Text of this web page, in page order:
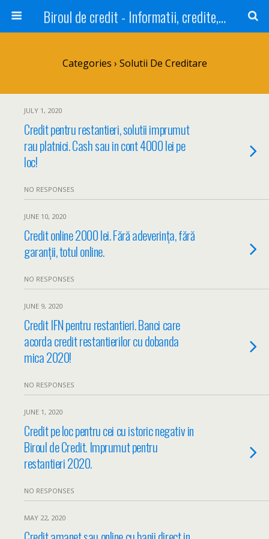
Biroul de credit - Informatii, credite, refinantare
Categories › Solutii De Creditare
JULY 1, 2020
Credit pentru restantieri, solutii imprumut
rau platnici. Cash sau in cont 4000 lei pe
loc!
NO RESPONSES
JUNE 10, 2020
Credit online 2000 lei. Fără adeverința, fără
garanții, totul online.
NO RESPONSES
JUNE 9, 2020
Credit IFN pentru restantieri. Banci care
acorda credit restantierilor cu dobanda
mica 2020!
NO RESPONSES
JUNE 1, 2020
Credit pe loc pentru cei cu istoric negativ in
Biroul de Credit. Imprumut pentru
restantieri 2020.
NO RESPONSES
MAY 22, 2020